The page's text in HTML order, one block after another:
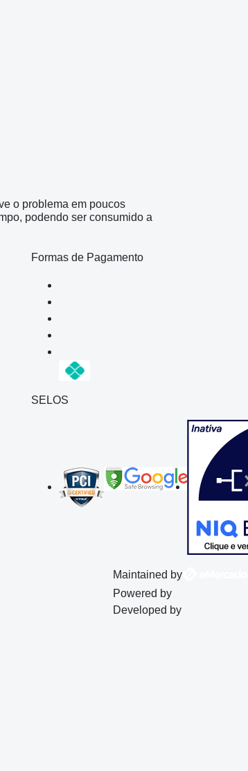
o problema em poucos
podendo ser consumido a
Formas de Pagamento
SELOS
Maintained by
Powered by
Developed by